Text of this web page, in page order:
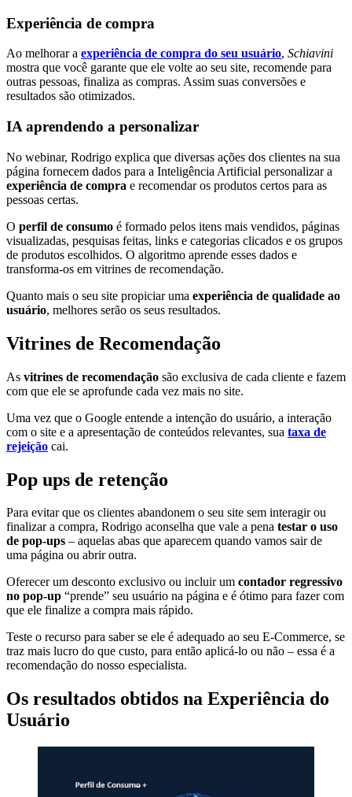
Experiência de compra
Ao melhorar a experiência de compra do seu usuário, Schiavini
mostra que você garante que ele volte ao seu site, recomende para
outras pessoas, finaliza as compras. Assim suas conversões e
resultados são otimizados.
IA aprendendo a personalizar
No webinar, Rodrigo explica que diversas ações dos clientes na sua
página fornecem dados para a Inteligência Artificial personalizar a
experiência de compra e recomendar os produtos certos para as
pessoas certas.
O perfil de consumo é formado pelos itens mais vendidos, páginas
visualizadas, pesquisas feitas, links e categorias clicados e os grupos
de produtos escolhidos. O algoritmo aprende esses dados e
transforma-os em vitrines de recomendação.
Quanto mais o seu site propiciar uma experiência de qualidade ao
usuário, melhores serão os seus resultados.
Vitrines de Recomendação
As vitrines de recomendação são exclusiva de cada cliente e fazem
com que ele se aprofunde cada vez mais no site.
Uma vez que o Google entende a intenção do usuário, a interação
com o site e a apresentação de conteúdos relevantes, sua taxa de
rejeição cai.
Pop ups de retenção
Para evitar que os clientes abandonem o seu site sem interagir ou
finalizar a compra, Rodrigo aconselha que vale a pena testar o uso
de pop-ups – aquelas abas que aparecem quando vamos sair de
uma página ou abrir outra.
Oferecer um desconto exclusivo ou incluir um contador regressivo
no pop-up “prende” seu usuário na página e é ótimo para fazer com
que ele finalize a compra mais rápido.
Teste o recurso para saber se ele é adequado ao seu E-Commerce, se
traz mais lucro do que custo, para então aplicá-lo ou não – essa é a
recomendação do nosso especialista.
Os resultados obtidos na Experiência do
Usuário